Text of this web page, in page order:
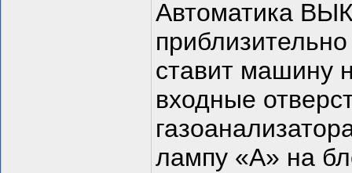
Автоматика
ставит машину
входные
лампу «А» на